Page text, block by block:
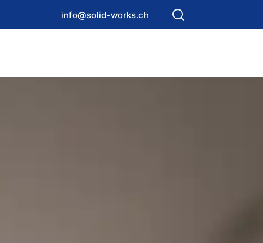
info@solid-works.ch